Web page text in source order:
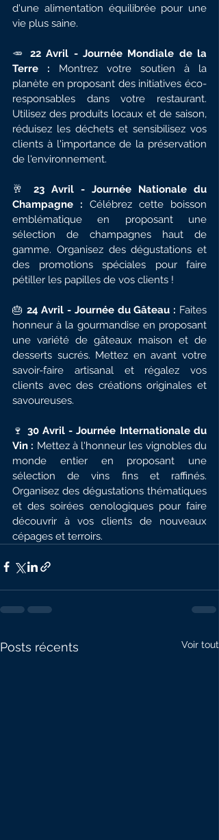
d'une alimentation équilibrée pour une
vie plus saine.
🥕 22 Avril - Journée Mondiale de la
Terre : Montrez votre soutien à la
planète en proposant des initiatives éco-
responsables dans votre restaurant.
Utilisez des produits locaux et de saison,
réduisez les déchets et sensibilisez vos
clients à l'importance de la préservation
de l'environnement.
🥂 23 Avril - Journée Nationale du
Champagne : Célébrez cette boisson
emblématique en proposant une
sélection de champagnes haut de
gamme. Organisez des dégustations et
des promotions spéciales pour faire
pétiller les papilles de vos clients !
🎂 24 Avril - Journée du Gâteau : Faites
honneur à la gourmandise en proposant
une variété de gâteaux maison et de
desserts sucrés. Mettez en avant votre
savoir-faire artisanal et régalez vos
clients avec des créations originales et
savoureuses.
🍷 30 Avril - Journée Internationale du
Vin : Mettez à l'honneur les vignobles du
monde entier en proposant une
sélection de vins fins et raffinés.
Organisez des dégustations thématiques
et des soirées œnologiques pour faire
découvrir à vos clients de nouveaux
cépages et terroirs.
Posts récents Voir tout